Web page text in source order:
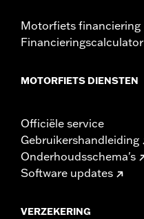
Motorfiets financiering
Financieringscalculator
MOTORFIETS DIENSTEN
Officiële service
Gebruikershandleiding
Onderhoudsschema's
Software updates
VERZEKERING